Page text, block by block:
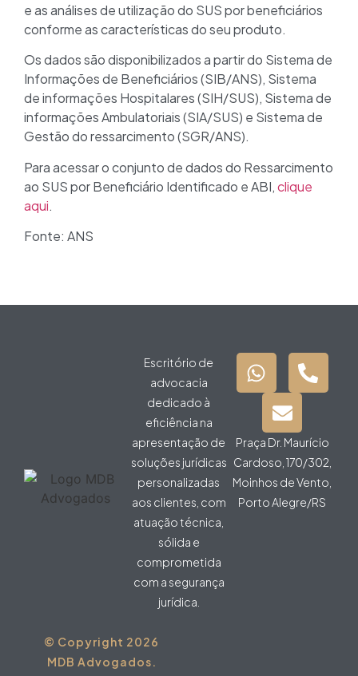
e as análises de utilização do SUS por beneficiários
conforme as características do seu produto.
Os dados são disponibilizados a partir do Sistema de
Informações de Beneficiários (SIB/ANS), Sistema
de informações Hospitalares (SIH/SUS), Sistema de
informações Ambulatoriais (SIA/SUS) e Sistema de
Gestão do ressarcimento (SGR/ANS).
Para acessar o conjunto de dados do Ressarcimento
ao SUS por Beneficiário Identificado e ABI,clique
aqui.
Fonte: ANS
Escritório de
advocacia
dedicado à
eficiência na
apresentação de
soluções jurídicas
personalizadas
aos clientes, com
atuação técnica,
sólida e
comprometida
com a segurança
jurídica.
Praça Dr. Maurício
Cardoso, 170/302,
Moinhos de Vento,
Porto Alegre/RS
© Copyright 2026
MDB Advogados.